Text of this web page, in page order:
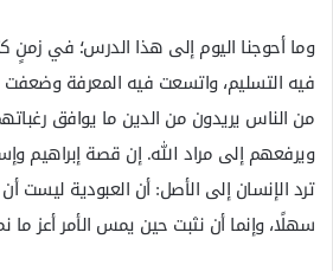
وما أحوجنا اليوم إلى هذا الدرس؛ في زمنٍ
فيه التسليم، واتسعت فيه المعرفة وضعفت
من الناس يريدون من الدين ما يوافق
ويرفعهم إلى مراد الله. إن قصة إبراهيم
ترد الإنسان إلى الأصل: أن العبودية ليست
سهلًا، وإنما أن نثبت حين يمس الأمر أعز ما